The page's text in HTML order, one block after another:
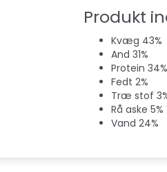
Produkt
Kvæg 43%
And 31%
Protein 34%
Fedt 2%
Træ stof
Rå aske 5%
Vand 24%